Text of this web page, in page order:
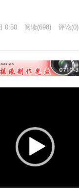
0:50 阅读(698) 评论(0)